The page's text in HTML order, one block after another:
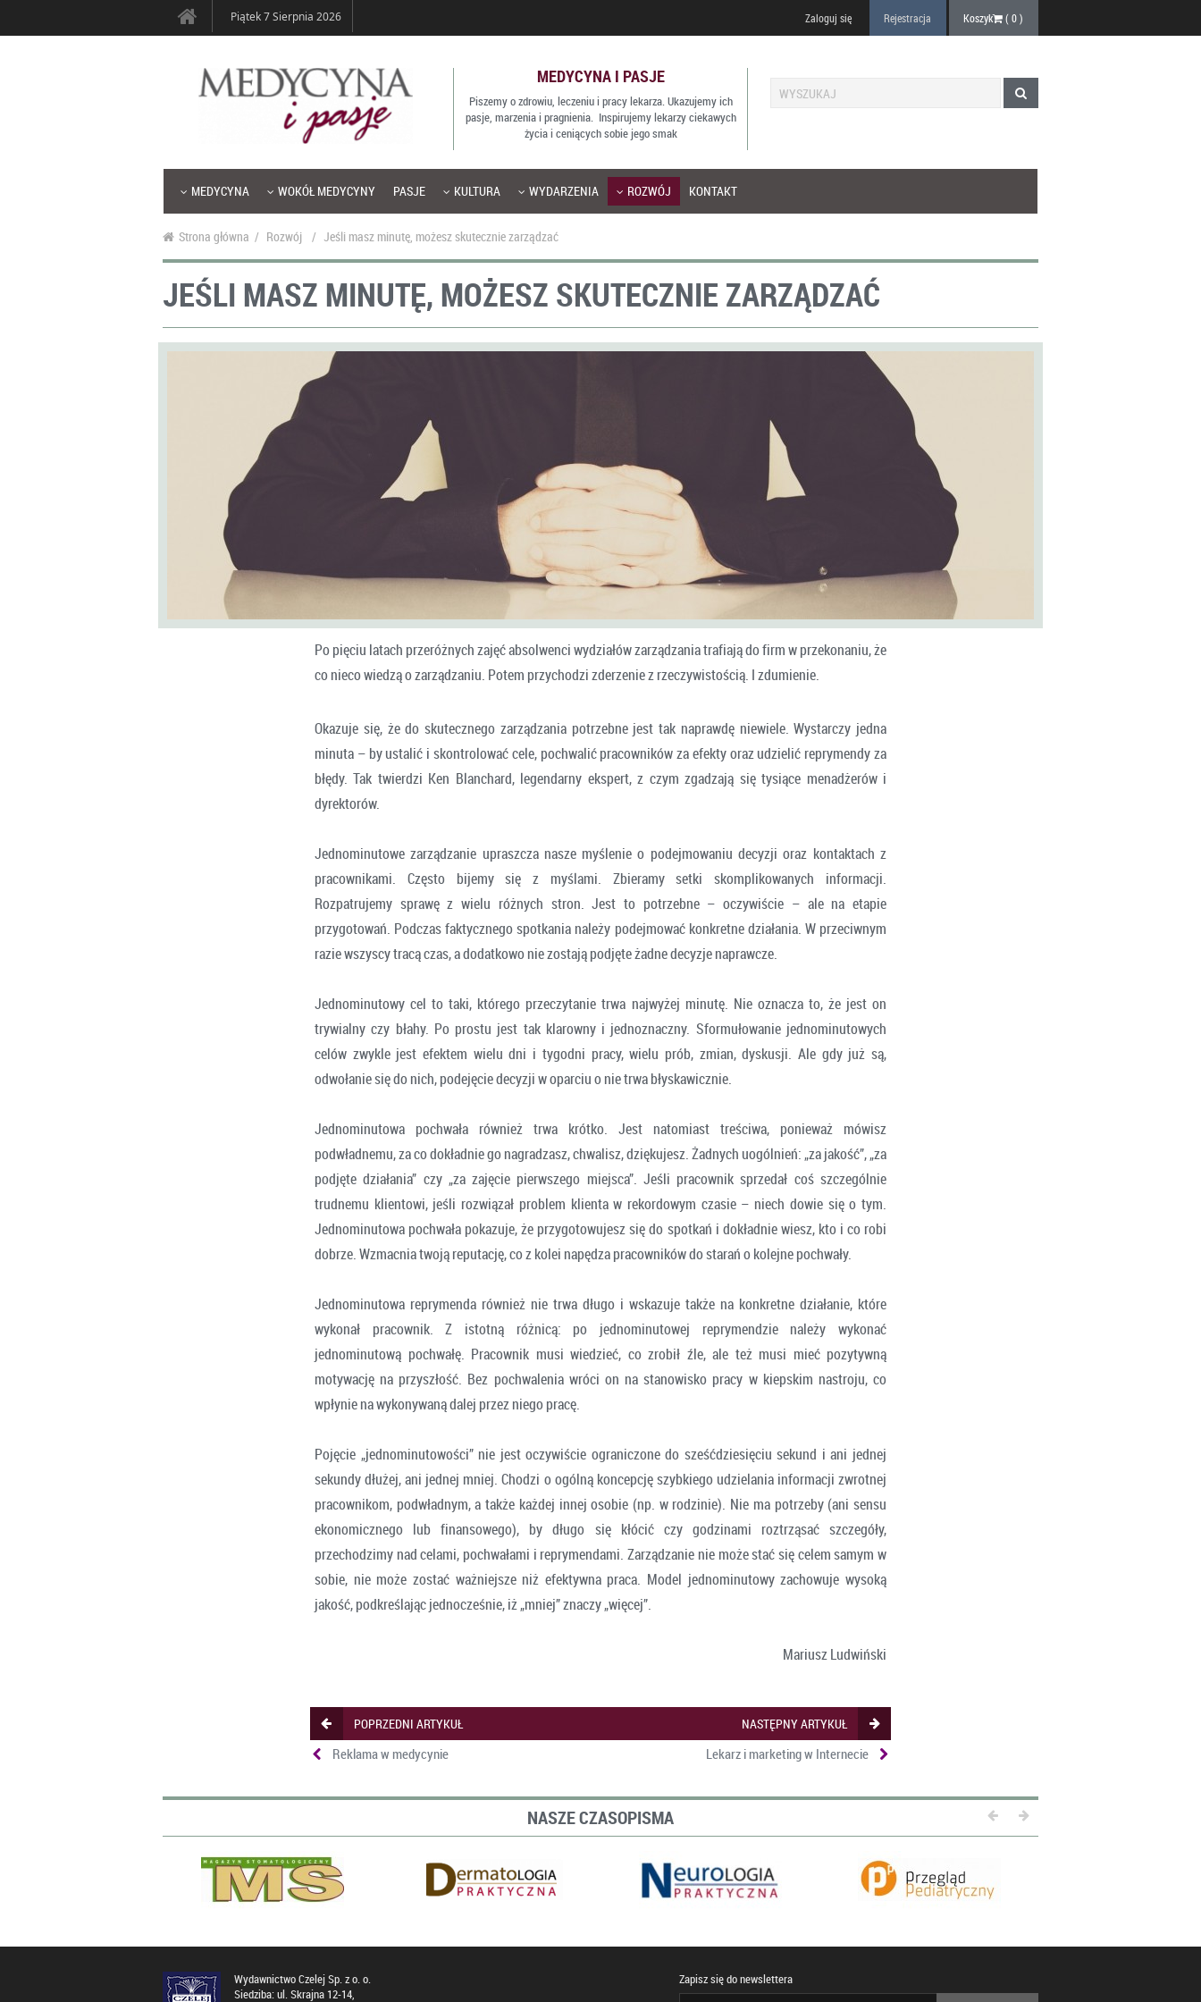
Piątek 7 Sierpnia 2026 Zaloguj się Rejestracja Koszyk (0)
MEDYCYNA I PASJE
Piszemy o zdrowiu, leczeniu i pracy lekarza. Ukazujemy ich
pasje, marzenia i pragnienia. Inspirujemy lekarzy ciekawych
życia i ceniących sobie jego smak
MEDYCYNA WOKÓŁ MEDYCYNY PASJE KULTURA WYDARZENIA ROZWÓJ KONTAKT
Strona główna / Rozwój / Jeśli masz minutę, możesz skutecznie zarządzać
JEŚLI MASZ MINUTĘ, MOŻESZ SKUTECZNIE ZARZĄDZAĆ
Po pięciu latach przeróżnych zajęć absolwenci wydziałów zarządzania trafiają do firm w przekonaniu, że
co nieco wiedzą o zarządzaniu. Potem przychodzi zderzenie z rzeczywistością. I zdumienie.
Okazuje się, że do skutecznego zarządzania potrzebne jest tak naprawdę niewiele. Wystarczy jedna
minuta – by ustalić i skontrolować cele, pochwalić pracowników za efekty oraz udzielić reprymendy za
błędy. Tak twierdzi Ken Blanchard, legendarny ekspert, z czym zgadzają się tysiące menadżerów i
dyrektorów.
Jednominutowe zarządzanie upraszcza nasze myślenie o podejmowaniu decyzji oraz kontaktach z
pracownikami. Często bijemy się z myślami. Zbieramy setki skomplikowanych informacji.
Rozpatrujemy sprawę z wielu różnych stron. Jest to potrzebne – oczywiście – ale na etapie
przygotowań. Podczas faktycznego spotkania należy podejmować konkretne działania. W przeciwnym
razie wszyscy tracą czas, a dodatkowo nie zostają podjęte żadne decyzje naprawcze.
Jednominutowy cel to taki, którego przeczytanie trwa najwyżej minutę. Nie oznacza to, że jest on
trywialny czy błahy. Po prostu jest tak klarowny i jednoznaczny. Sformułowanie jednominutowych
celów zwykle jest efektem wielu dni i tygodni pracy, wielu prób, zmian, dyskusji. Ale gdy już są,
odwołanie się do nich, podejęcie decyzji w oparciu o nie trwa błyskawicznie.
Jednominutowa pochwała również trwa krótko. Jest natomiast treściwa, ponieważ mówisz
podwładnemu, za co dokładnie go nagradzasz, chwalisz, dziękujesz. Żadnych uogólnień: „za jakość”, „za
podjęte działania” czy „za zajęcie pierwszego miejsca”. Jeśli pracownik sprzedał coś szczególnie
trudnemu klientowi, jeśli rozwiązał problem klienta w rekordowym czasie – niech dowie się o tym.
Jednominutowa pochwała pokazuje, że przygotowujesz się do spotkań i dokładnie wiesz, kto i co robi
dobrze. Wzmacnia twoją reputację, co z kolei napędza pracowników do starań o kolejne pochwały.
Jednominutowa reprymenda również nie trwa długo i wskazuje także na konkretne działanie, które
wykonał pracownik. Z istotną różnicą: po jednominutowej reprymendzie należy wykonać
jednominutową pochwałę. Pracownik musi wiedzieć, co zrobił źle, ale też musi mieć pozytywną
motywację na przyszłość. Bez pochwalenia wróci on na stanowisko pracy w kiepskim nastroju, co
wpłynie na wykonywaną dalej przez niego pracę.
Pojęcie „jednominutowości” nie jest oczywiście ograniczone do sześćdziesięciu sekund i ani jednej
sekundy dłużej, ani jednej mniej. Chodzi o ogólną koncepcję szybkiego udzielania informacji zwrotnej
pracownikom, podwładnym, a także każdej innej osobie (np. w rodzinie). Nie ma potrzeby (ani sensu
ekonomicznego lub finansowego), by długo się kłócić czy godzinami roztrząsać szczegóły,
przechodzimy nad celami, pochwałami i reprymendami. Zarządzanie nie może stać się celem samym w
sobie, nie może zostać ważniejsze niż efektywna praca. Model jednominutowy zachowuje wysoką
jakość, podkreślając jednocześnie, iż „mniej” znaczy „więcej”.
Mariusz Ludwiński
POPRZEDNI ARTYKUŁ NASTĘPNY ARTYKUŁ
Reklama w medycynie Lekarz i marketing w Internecie
NASZE CZASOPISMA
Wydawnictwo Czelej Sp. z o. o.
Siedziba: ul. Skrajna 12-14,
Zapisz się do newslettera